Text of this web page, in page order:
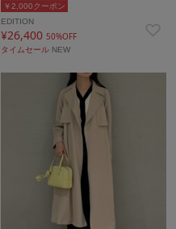
￥2,000クーポン
EDITION
¥26,40050%OFF
タイムセール NEW